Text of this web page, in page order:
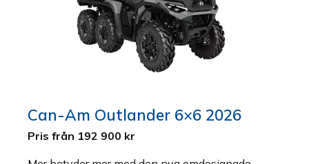
Can-Am Outlander 6×6 2026
Pris från 192 900 kr